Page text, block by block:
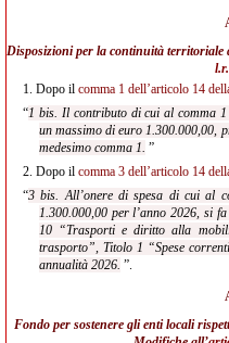
Disposizioni per la continuità territoriale
1. Dopo il comma 1 dell’articolo 14
“1 bis. Il contributo di cui al comma 1
un massimo di euro 1.300.000,00,
medesimo comma 1. ”
2. Dopo il comma 3 dell’articolo 14
“3 bis. All’onere di spesa di cui al
1.300.000,00 per l’anno 2026, si
10 “Trasporti e diritto alla
trasporto”, Titolo 1 “Spese
annualità 2026. ”.
Fondo per sostenere gli enti locali